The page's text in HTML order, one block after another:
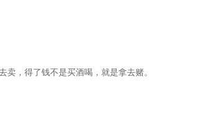
，得了钱不是买酒喝，就是拿去赌。